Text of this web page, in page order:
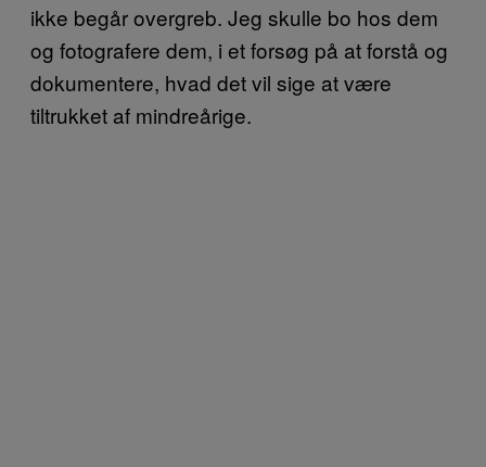
ikke begår overgreb. Jeg skulle bo hos dem
og fotografere dem, i et forsøg på at forstå og
dokumentere, hvad det vil sige at være
tiltrukket af mindreårige.